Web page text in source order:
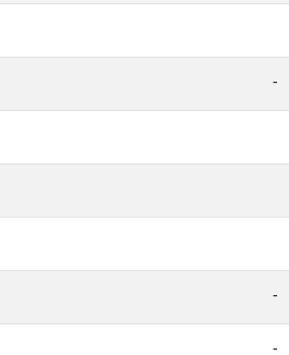
-
-